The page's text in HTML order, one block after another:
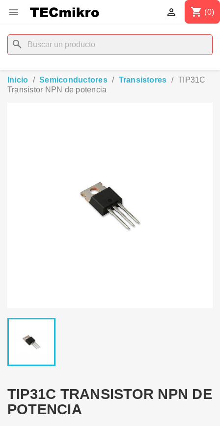
 shopping_cart (0)

search
Inicio Semiconductores Transistores
TIP31C
Transistor NPN de potencia
TIP31C TRANSISTOR NPN DE
POTENCIA